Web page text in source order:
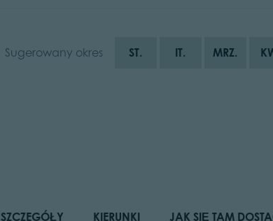
Sugerowany okres ST. IT. MRZ.
SZCZEGÓŁY KIERUNKI JAK SIĘ TAM